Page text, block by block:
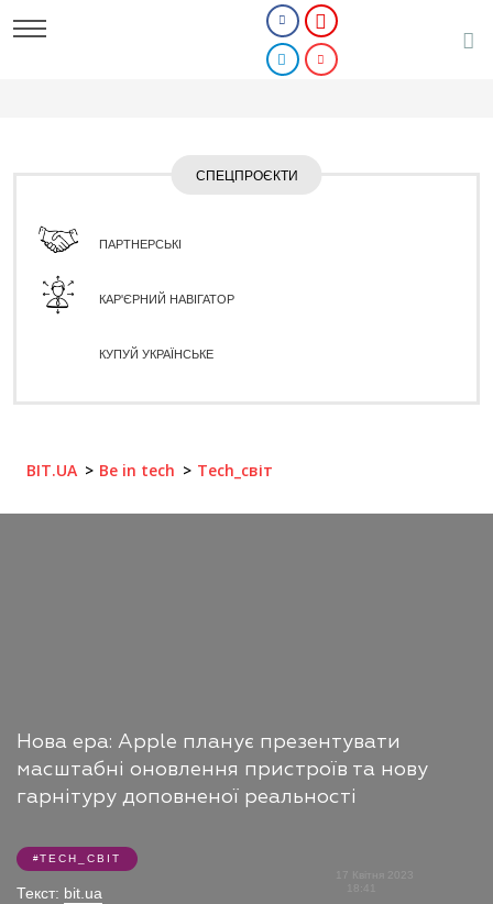
СПЕЦПРОЄКТИ
ПАРТНЕРСЬКІ
КАР'ЄРНИЙ НАВІГАТОР
КУПУЙ УКРАЇНСЬКЕ
BIT.UA Be in tech Tech_світ
Нова ера: Apple планує презентувати
масштабні оновлення пристроїв та нову
гарнітуру доповненої реальності
TECH_СВІТ
Текст: bit.ua
17 Квітня 2023